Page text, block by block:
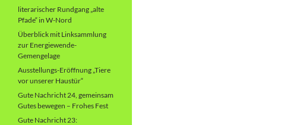
literarischer Rundgang „alte
Pfade“ in W-Nord
Überblick mit Linksammlung
zur Energiewende-
Gemengelage
Ausstellungs-Eröffnung „Tiere
vor unserer Haustür“
Gute Nachricht 24, gemeinsam
Gutes bewegen – Frohes Fest
Gute Nachricht 23: